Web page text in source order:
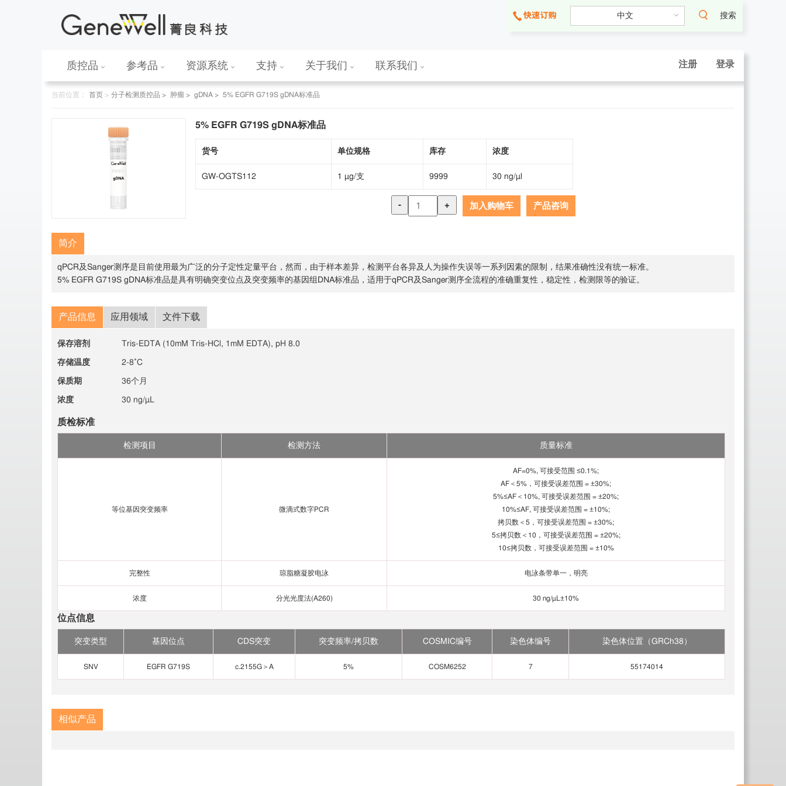
搜索
质控品 参考品 资源系统 支持 关于我们 联系我们 登录
注册
当前位置： 首页 > 分子检测质控品 > 肿瘤 > gDNA > 5% EGFR G719S gDNA标准品
5% EGFR G719S gDNA标准品
货号 单位规格 库存 浓度
GW-OGTS112 1 µg/支 9999 30 ng/µl
- + 加入购物车 产品咨询
简介
qPCR及Sanger测序是目前使用最为广泛的分子定性定量平台，然而，由于样本差异，检测平台各异及人为操作失误等一系列因素的限制，结果准确性没有统一标准。
5% EGFR G719S gDNA标准品是具有明确突变位点及突变频率的基因组DNA标准品，适用于qPCR及Sanger测序全流程的准确重复性，稳定性，检测限等的验证。
产品信息 应用领域 文件下载
保存溶剂 Tris-EDTA (10mM Tris-HCl, 1mM EDTA), pH 8.0
存储温度 2-8˚C
保质期 36个月
浓度 30 ng/µL
质检标准
检测项目 检测方法 质量标准
等位基因突变频率 微滴式数字PCR
AF=0%, 可接受范围 ≤0.1%;
AF＜5%，可接受误差范围 = ±30%;
5%≤AF＜10%, 可接受误差范围 = ±20%;
10%≤AF, 可接受误差范围 = ±10%;
拷贝数＜5，可接受误差范围 = ±30%;
5≤拷贝数＜10，可接受误差范围 = ±20%;
10≤拷贝数，可接受误差范围 = ±10%
完整性 琼脂糖凝胶电泳 电泳条带单一，明亮
浓度 分光光度法(A260) 30 ng/µL±10%
位点信息
突变类型 基因位点 CDS突变 突变频率/拷贝数 COSMIC编号 染色体编号 染色体位置（GRCh38）
SNV EGFR G719S c.2155G＞A 5% COSM6252 7 55174014
相似产品